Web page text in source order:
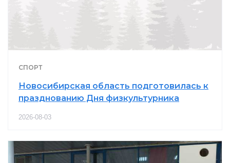
СПОРТ
Новосибирская область подготовилась к
празднованию Дня физкультурника
2026-08-03